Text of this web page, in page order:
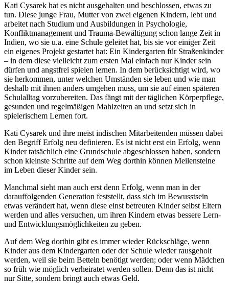
Kati Cysarek hat es nicht ausgehalten und beschlossen, etwas zu
tun. Diese junge Frau, Mutter von zwei eigenen Kindern, lebt und
arbeitet nach Studium und Ausbildungen in Psychologie,
Konfliktmanagement und Trauma-Bewältigung schon lange Zeit in
Indien, wo sie u.a. eine Schule geleitet hat, bis sie vor einiger Zeit
ein eigenes Projekt gestartet hat: Ein Kindergarten für Straßenkinder
– in dem diese vielleicht zum ersten Mal einfach nur Kinder sein
dürfen und angstfrei spielen lernen. In dem berücksichtigt wird, wo
sie herkommen, unter welchen Umständen sie leben und wie man
deshalb mit ihnen anders umgehen muss, um sie auf einen späteren
Schulalltag vorzubereiten. Das fängt mit der täglichen Körperpflege,
gesunden und regelmäßigen Mahlzeiten an und setzt sich in
spielerischem Lernen fort.
Kati Cysarek und ihre meist indischen Mitarbeitenden müssen dabei
den Begriff Erfolg neu definieren. Es ist nicht erst ein Erfolg, wenn
Kinder tatsächlich eine Grundschule abgeschlossen haben, sondern
schon kleinste Schritte auf dem Weg dorthin können Meilensteine
im Leben dieser Kinder sein.
Manchmal sieht man auch erst denn Erfolg, wenn man in der
darauffolgenden Generation feststellt, dass sich im Bewusstsein
etwas verändert hat, wenn diese einst betreuten Kinder selbst Eltern
werden und alles versuchen, um ihren Kindern etwas bessere Lern-
und Entwicklungsmöglichkeiten zu geben.
Auf dem Weg dorthin gibt es immer wieder Rückschläge, wenn
Kinder aus dem Kindergarten oder der Schule wieder rausgeholt
werden, weil sie beim Betteln benötigt werden; oder wenn Mädchen
so früh wie möglich verheiratet werden sollen. Denn das ist nicht
nur Sitte, sondern bringt auch etwas Geld.